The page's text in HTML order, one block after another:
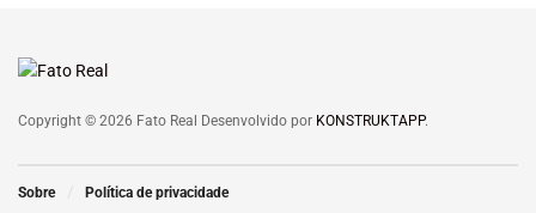
Copyright © 2026 Fato Real Desenvolvido por KONSTRUKTAPP.
Sobre Política de privacidade